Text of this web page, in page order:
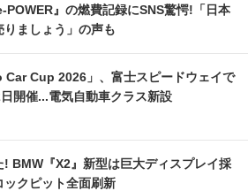
POWER』の燃費記録にSNS驚愕!「日本
りましょう」の声も
Car Cup 2026」、富士スピードウェイで
開催...電気自動車クラス新設
! BMW『X2』新型は巨大ディスプレイ採
ックピット全面刷新